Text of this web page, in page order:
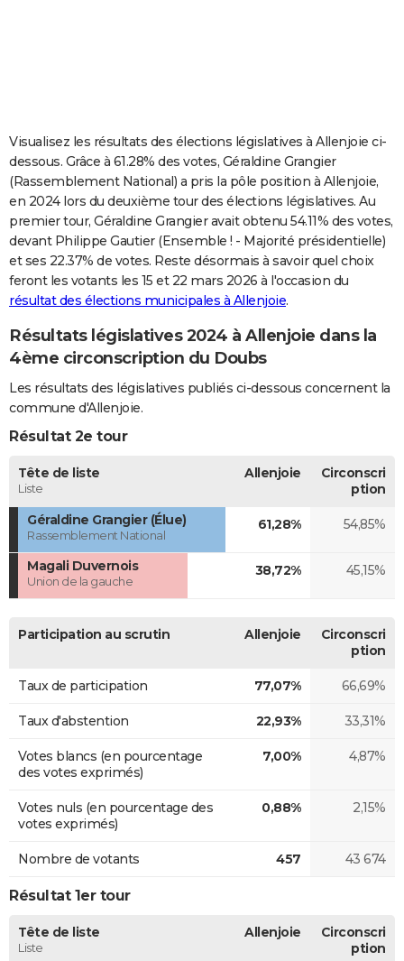
Carte de Noël
Carte Bonne année
Carte Saint-Valentin
Carte Pâques
Carte d'anniversaire
DICTIONNAIRE
Dictionnaire
Biographies
Citations
Expressions
Proverbes
PROGRAMME TV
COPAINS D'AVANT
S'inscrire
Se connecter
Lycées
Collèges
Primaires
Universités
Entreprises
Service militaire
Avis de recherche
AVIS DE DÉCÈS
Visualisez les résultats des élections législatives à Allenjoie ci-
dessous. Grâce à 61.28% des votes, Géraldine Grangier
(Rassemblement National) a pris la pôle position à Allenjoie,
en 2024 lors du deuxième tour des élections législatives. Au
premier tour, Géraldine Grangier avait obtenu 54.11% des votes,
devant Philippe Gautier (Ensemble ! - Majorité présidentielle)
et ses 22.37% de votes. Reste désormais à savoir quel choix
feront les votants les 15 et 22 mars 2026 à l'occasion du
résultat des élections municipales à Allenjoie.
Résultats législatives 2024 à Allenjoie dans la
4ème circonscription du Doubs
Les résultats des législatives publiés ci-dessous concernent la
commune d'Allenjoie.
Résultat 2e tour
Tête de liste
Liste
Allenjoie
Circonscri
ption
Géraldine Grangier (Élue)
Rassemblement National
61,28% 54,85%
Magali Duvernois
Union de la gauche
38,72% 45,15%
Participation au scrutin Allenjoie
Circonscri
ption
Taux de participation 77,07% 66,69%
Taux d'abstention 22,93% 33,31%
Votes blancs (en pourcentage
des votes exprimés)
7,00% 4,87%
Votes nuls (en pourcentage des
votes exprimés)
0,88% 2,15%
Nombre de votants 457 43 674
Résultat 1er tour
Tête de liste
Liste
Allenjoie
Circonscri
ption